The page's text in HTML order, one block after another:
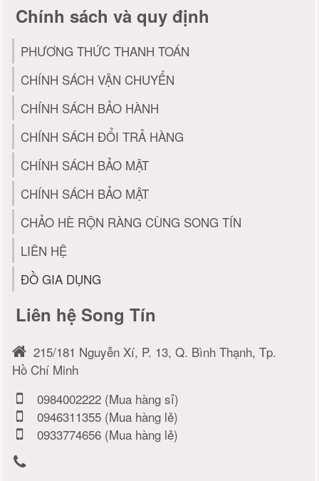
Chính sách và quy định
PHƯƠNG THỨC THANH TOÁN
CHÍNH SÁCH VẬN CHUYỂN
CHÍNH SÁCH BẢO HÀNH
CHÍNH SÁCH ĐỔI TRẢ HÀNG
CHÍNH SÁCH BẢO MẬT
CHÍNH SÁCH BẢO MẬT
CHẢO HÈ RỘN RÀNG CÙNG SONG TÍN
LIÊN HỆ
ĐỒ GIA DỤNG
Liên hệ Song Tín
215/181 Nguyễn Xí, P. 13, Q. Bình Thạnh, Tp.
Hồ Chí Minh
0984002222 (Mua hàng sỉ)
0946311355 (Mua hàng lẻ)
0933774656 (Mua hàng lẻ)